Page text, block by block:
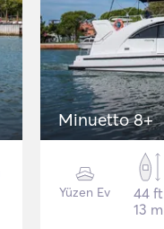
Minuetto 8+
Yüzen Ev
44 ft
13 m